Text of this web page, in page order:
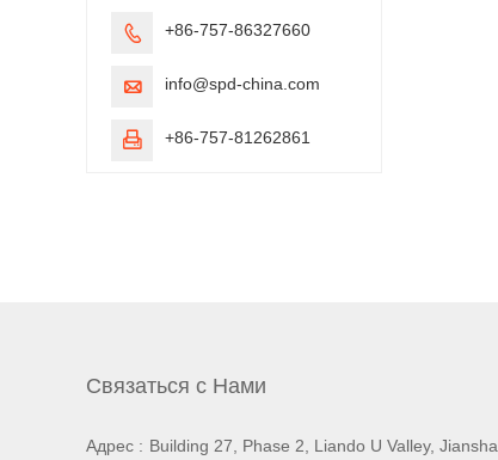
 +86-757-86327660
 info@spd-china.com
 +86-757-81262861
Связаться с Нами
Адрес : Building 27, Phase 2, Liando U Valley, Jiansha